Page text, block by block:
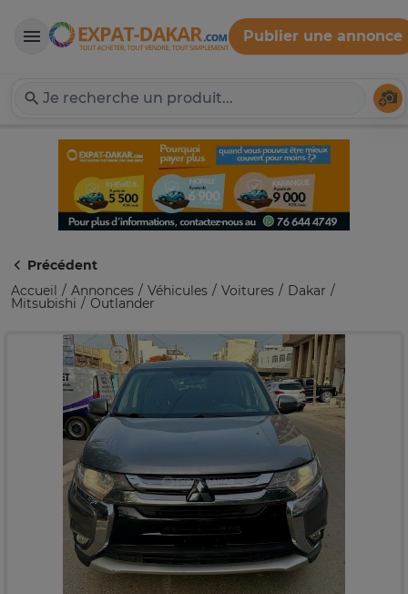
Expat-Dakar
Publier une annonce
Précédent
Accueil
Annonces Véhicules Voitures Dakar
Mitsubishi Outlander